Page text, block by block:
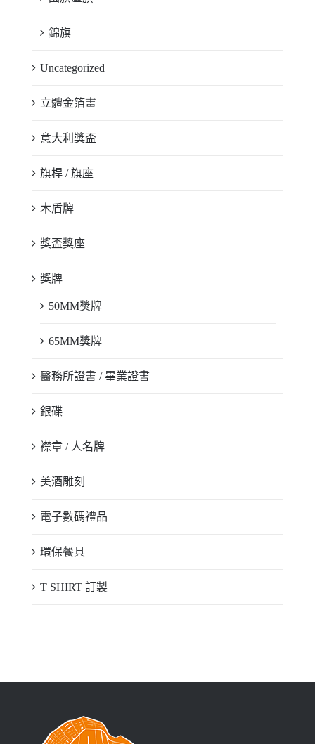
錦旗
Uncategorized
立體金箔畫
意大利獎盃
旗桿 / 旗座
木盾牌
獎盃獎座
獎牌
50MM獎牌
65MM獎牌
醫務所證書 / 畢業證書
銀碟
襟章 / 人名牌
美酒雕刻
電子數碼禮品
環保餐具
T SHIRT 訂製